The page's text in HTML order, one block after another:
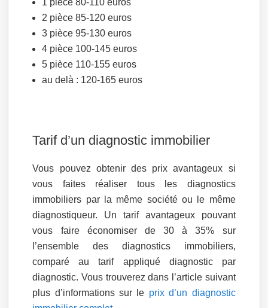
1 pièce 80-110 euros
2 pièce 85-120 euros
3 pièce 95-130 euros
4 pièce 100-145 euros
5 pièce 110-155 euros
au delà : 120-165 euros
Tarif d’un diagnostic immobilier
Vous pouvez obtenir des prix avantageux si
vous faites réaliser tous les diagnostics
immobiliers par la même société ou le même
diagnostiqueur. Un tarif avantageux pouvant
vous faire économiser de 30 à 35% sur
l’ensemble des diagnostics immobiliers,
comparé au tarif appliqué diagnostic par
diagnostic. Vous trouverez dans l’article suivant
plus d’informations sur le prix d’un diagnostic